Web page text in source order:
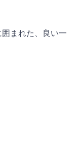
まれた、良い一